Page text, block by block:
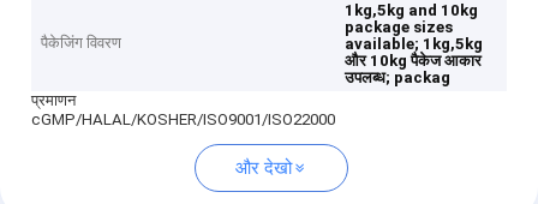
पैकेजिंग विवरण
1kg,5kg and 10kg
package sizes
available; 1kg,5kg
और 10kg पैकेज आकार
उपलब्ध; packag
प्रमाणन
cGMP/HALAL/KOSHER/ISO9001/ISO22000
और देखो